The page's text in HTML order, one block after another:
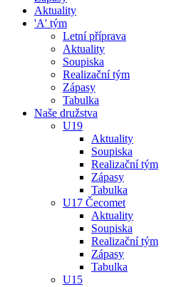
Aktuality
'A' tým
Letní příprava
Aktuality
Soupiska
Realizační tým
Zápasy
Tabulka
Naše družstva
U19
Aktuality
Soupiska
Realizační tým
Zápasy
Tabulka
U17 Čecomet
Aktuality
Soupiska
Realizační tým
Zápasy
Tabulka
U15